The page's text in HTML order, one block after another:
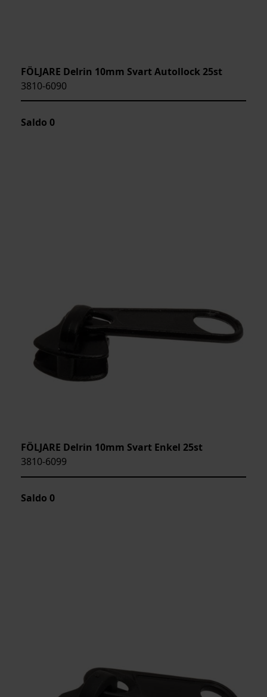
FÖLJARE Delrin 10mm Svart Autollock 25st
3810-6090
Saldo 0
FÖLJARE Delrin 10mm Svart Enkel 25st
3810-6099
Saldo 0